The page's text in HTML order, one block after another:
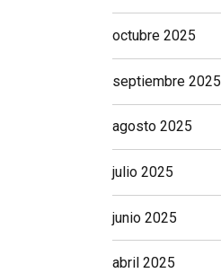
octubre 2025
septiembre 2025
agosto 2025
julio 2025
junio 2025
abril 2025